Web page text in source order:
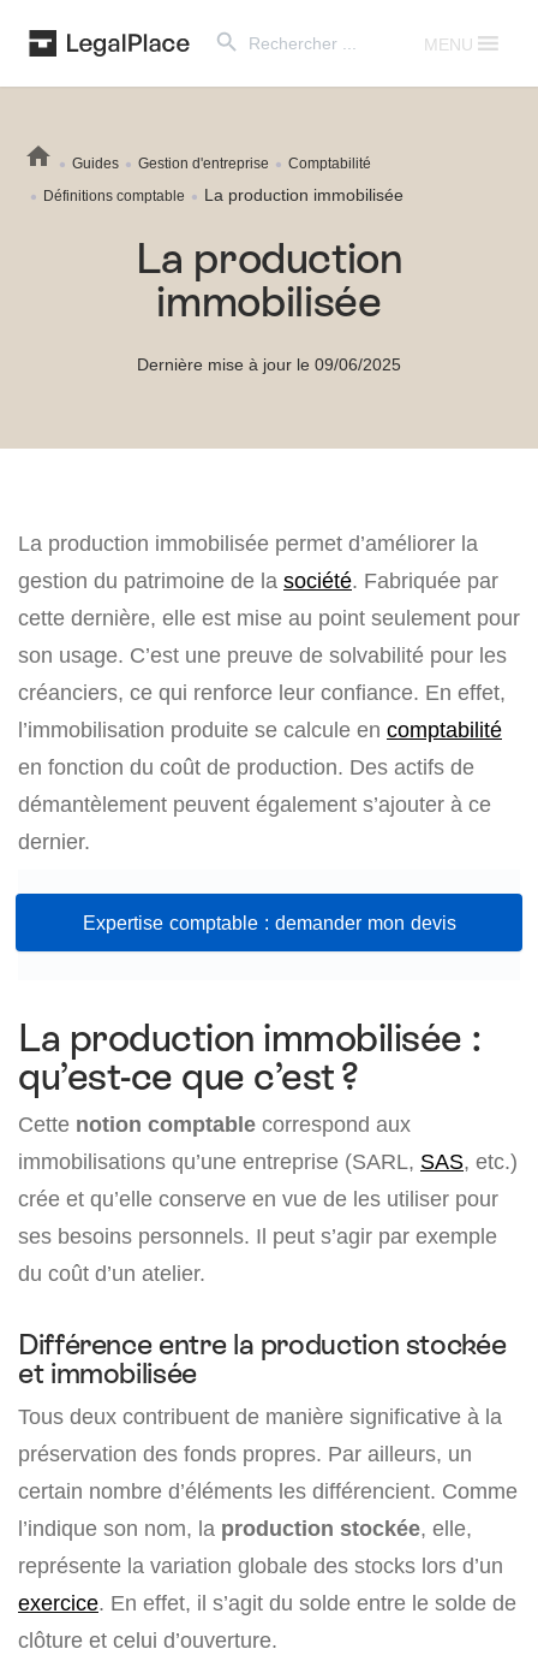
for:
MENU
Guides Gestion d'entreprise
Comptabilité
Définitions comptable
La production immobilisée
La production
immobilisée
Dernière mise à jour le 09/06/2025
La production immobilisée permet d’améliorer la
gestion du patrimoine de la société. Fabriquée par
cette dernière, elle est mise au point seulement pour
son usage. C’est une preuve de solvabilité pour les
créanciers, ce qui renforce leur confiance. En effet,
l’immobilisation produite se calcule en comptabilité
en fonction du coût de production. Des actifs de
démantèlement peuvent également s’ajouter à ce
dernier.
Expertise comptable : demander mon devis
La production immobilisée :
qu’est-ce que c’est ?
Cette notion comptable correspond aux
immobilisations qu’une entreprise (SARL, SAS, etc.)
crée et qu’elle conserve en vue de les utiliser pour
ses besoins personnels. Il peut s’agir par exemple
du coût d’un atelier.
Différence entre la production stockée
et immobilisée
Tous deux contribuent de manière significative à la
préservation des fonds propres. Par ailleurs, un
certain nombre d’éléments les différencient. Comme
l’indique son nom, la production stockée, elle,
représente la variation globale des stocks lors d’un
exercice. En effet, il s’agit du solde entre le solde de
clôture et celui d’ouverture.